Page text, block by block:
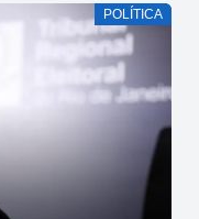
POLÍTICA